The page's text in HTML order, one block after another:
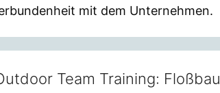
mit dem Unternehmen.
Team Training: Floßbau